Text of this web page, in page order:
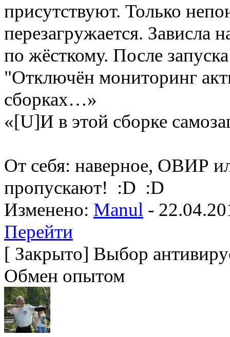
присутствуют. Только
перезагружается.
по жёсткому. После
"Отключён мониторинг
сборках…»
«[U]И в этой сборке
От себя: наверное, ОВИР
пропускают! :D :D
Изменено: Manul -
Перейти
[ Закрыто] Выбор
Обмен опытом